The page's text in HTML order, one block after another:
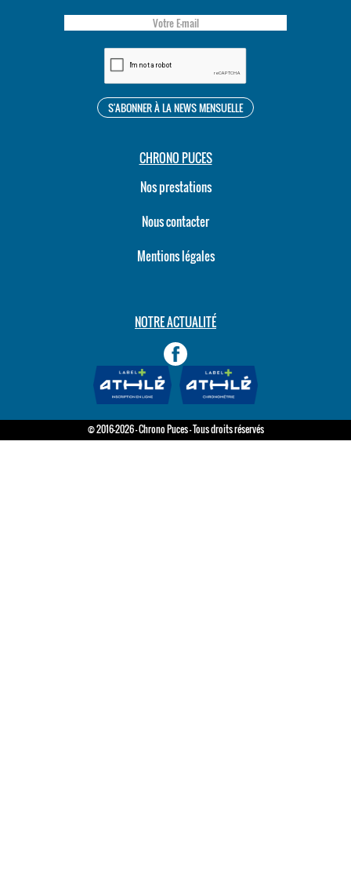
CHRONO PUCES
Nos prestations
Nous contacter
Mentions légales
NOTRE ACTUALITÉ
© 2016-2026 - Chrono Puces - Tous droits réservés